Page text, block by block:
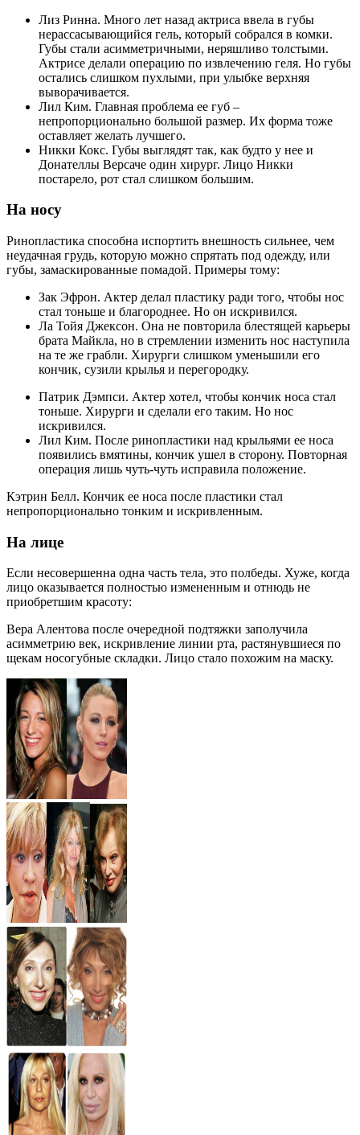
Лиз Ринна. Много лет назад актриса ввела в губы
нерассасывающийся гель, который собрался в комки.
Губы стали асимметричными, неряшливо толстыми.
Актрисе делали операцию по извлечению геля. Но губы
остались слишком пухлыми, при улыбке верхняя
выворачивается.
Лил Ким. Главная проблема ее губ –
непропорционально большой размер. Их форма тоже
оставляет желать лучшего.
Никки Кокс. Губы выглядят так, как будто у нее и
Донателлы Версаче один хирург. Лицо Никки
постарело, рот стал слишком большим.
На носу
Ринопластика способна испортить внешность сильнее, чем
неудачная грудь, которую можно спрятать под одежду, или
губы, замаскированные помадой. Примеры тому:
Зак Эфрон. Актер делал пластику ради того, чтобы нос
стал тоньше и благороднее. Но он искривился.
Ла Тойя Джексон. Она не повторила блестящей карьеры
брата Майкла, но в стремлении изменить нос наступила
на те же грабли. Хирурги слишком уменьшили его
кончик, сузили крылья и перегородку.
Патрик Дэмпси. Актер хотел, чтобы кончик носа стал
тоньше. Хирурги и сделали его таким. Но нос
искривился.
Лил Ким. После ринопластики над крыльями ее носа
появились вмятины, кончик ушел в сторону. Повторная
операция лишь чуть-чуть исправила положение.
Кэтрин Белл. Кончик ее носа после пластики стал
непропорционально тонким и искривленным.
На лице
Если несовершенна одна часть тела, это полбеды. Хуже, когда
лицо оказывается полностью измененным и отнюдь не
приобретшим красоту:
Вера Алентова после очередной подтяжки заполучила
асимметрию век, искривление линии рта, растянувшиеся по
щекам носогубные складки. Лицо стало похожим на маску.